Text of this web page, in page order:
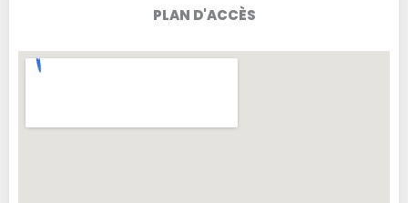
PLAN D'ACCÈS